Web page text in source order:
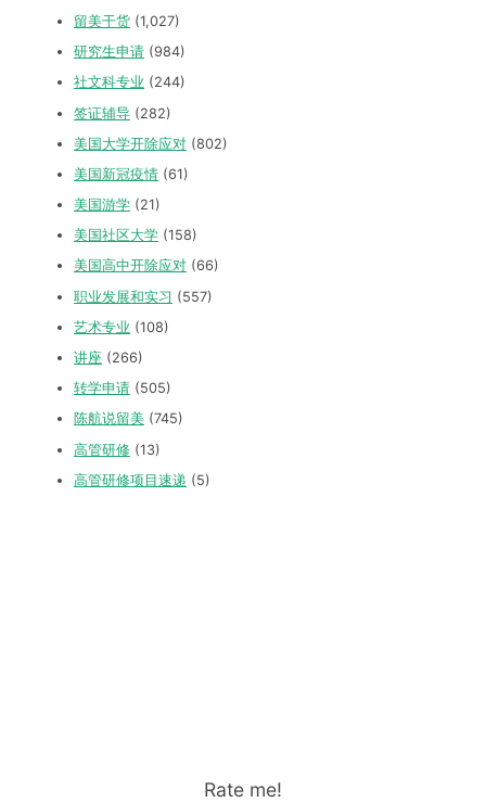
留美干货 (1,027)
研究生申请 (984)
社文科专业 (244)
签证辅导 (282)
美国大学开除应对 (802)
美国新冠疫情 (61)
美国游学 (21)
美国社区大学 (158)
美国高中开除应对 (66)
职业发展和实习 (557)
艺术专业 (108)
讲座 (266)
转学申请 (505)
陈航说留美 (745)
高管研修 (13)
高管研修项目速递 (5)
Rate me!